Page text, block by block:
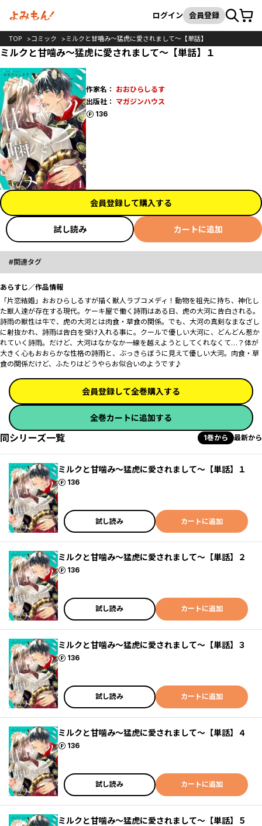
検索
ログイン 会員登録カート
TOP コミック ミルクと甘噛み～猛虎に愛されまして～【単話】
ミルクと甘噛み～猛虎に愛されまして～【単話】１
作家名： おおひらしるす
出版社： マガジンハウス
136
ポイント
会員登録して購入する
試し読み カートに追加
関連タグ
あらすじ／作品情報
「片恋結婚」おおひらしるすが描く獣人ラブコメディ！動物を祖先に持ち、神化し
た獣人達が存在する現代。ケーキ屋で働く詩雨はある日、虎の大河に告白される。
詩雨の獣性は牛で、虎の大河とは肉食・草食の関係。でも、大河の真剣なまなざし
に射抜かれ、詩雨は告白を受け入れる事に。クールで優しい大河に、どんどん惹か
れていく詩雨。だけど、大河はなかなか一線を越えようとしてくれなくて…？体が
大きく心もおおらかな性格の詩雨と、ぶっきらぼうに見えて優しい大河。肉食・草
食の関係だけど、ふたりはどうやらお似合いのようです♪
会員登録して全巻購入する
全巻カートに追加する
同シリーズ一覧 1巻から 最新から
ミルクと甘噛み～猛虎に愛されまして～【単話】１
136
ポイント
試し読み カートに追加
ミルクと甘噛み～猛虎に愛されまして～【単話】２
136
ポイント
試し読み カートに追加
ミルクと甘噛み～猛虎に愛されまして～【単話】３
136
ポイント
試し読み カートに追加
ミルクと甘噛み～猛虎に愛されまして～【単話】４
136
ポイント
試し読み カートに追加
ミルクと甘噛み～猛虎に愛されまして～【単話】５